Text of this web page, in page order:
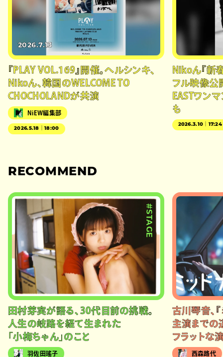
2026.7.13
『PLAY VOL.169』開催。ヘルシンキ、
Nikoん、韓国のWELCOME TO
CHOCHOLANDが共演
NiEW編集部
2026.5.18｜18:00
Nikoん『新
フル映像公
EASTワン
も
2026.3.10｜17:24
RECOMMEND
#STAGE
田村芽実が語る、30代目前の挑戦。
人生の岐路を経て生まれた
「小梅ちゃん」のこと
羽佐田瑤子
古川琴音、
主演までの
フラットな
西森路代